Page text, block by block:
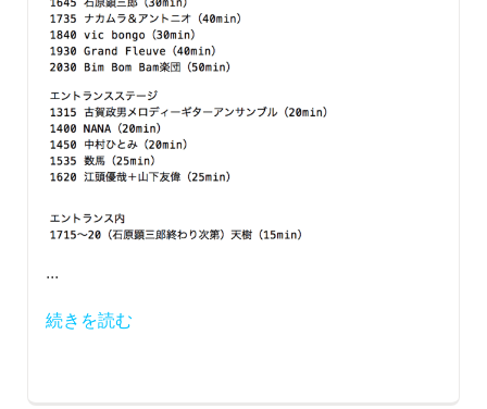
...
続きを読む